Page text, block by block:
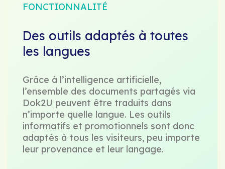
FONCTIONNALITÉ
Des outils adaptés à toutes
les langues
Grâce à l’intelligence artificielle,
l’ensemble des documents partagés via
Dok2U peuvent être traduits dans
n’importe quelle langue. Les outils
informatifs et promotionnels sont donc
adaptés à tous les visiteurs, peu importe
leur provenance et leur langage.